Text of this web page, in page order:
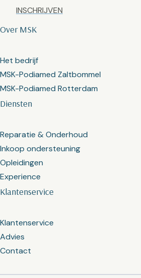
Klantenservice
Klantenservice
Advies
Contact
Diensten
Reparatie & Onderhoud
Inkoop ondersteuning
Opleidingen
Experience
Over MSK
Het bedrijf
MSK-Podiamed Zaltbommel
MSK-Podiamed Rotterdam
Captcha